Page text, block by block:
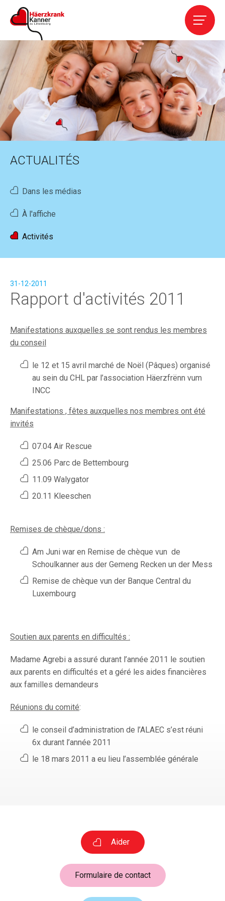
FR DE
L' Association
Services
Cardiopathies
ACTUALITÉS
Dans les médias
À l'affiche
Activités
31-12-2011
Rapport d'activités 2011
Manifestations auxquelles se sont rendus les membres
du conseil
le 12 et 15 avril marché de Noël (Pâques) organisé
au sein du CHL par l’association Häerzfrënn vum
INCC
Manifestations , fêtes auxquelles nos membres ont été
invités
07.04 Air Rescue
25.06 Parc de Bettembourg
11.09 Walygator
20.11 Kleeschen
Remises de chèque/dons :
Am Juni war en Remise de chèque vun de
Schoulkanner aus der Gemeng Recken un der Mess
Remise de chèque vun der Banque Central du
Luxembourg
Soutien aux parents en difficultés :
Madame Agrebi a assuré durant l’année 2011 le soutien
aux parents en difficultés et a géré les aides financières
aux familles demandeurs
Réunions du comité:
le conseil d’administration de l’ALAEC s’est réuni
6x durant l’année 2011
le 18 mars 2011 a eu lieu l’assemblée générale
Aider
Formulaire de contact